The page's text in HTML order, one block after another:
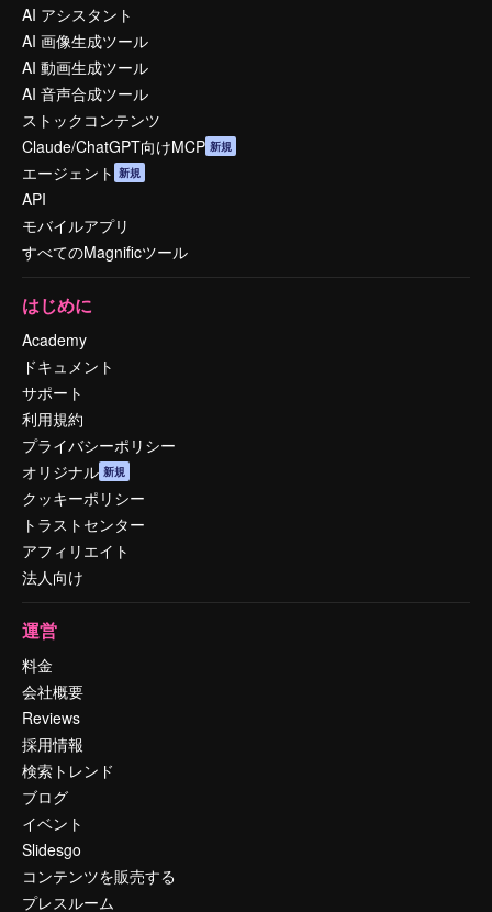
AI アシスタント
AI 画像生成ツール
AI 動画生成ツール
AI 音声合成ツール
ストックコンテンツ
Claude/ChatGPT向けMCP 新規
エージェント 新規
API
モバイルアプリ
すべてのMagnificツール
はじめに
Academy
ドキュメント
サポート
利用規約
プライバシーポリシー
オリジナル 新規
クッキーポリシー
トラストセンター
アフィリエイト
法人向け
運営
料金
会社概要
Reviews
採用情報
検索トレンド
ブログ
イベント
Slidesgo
コンテンツを販売する
プレスルーム